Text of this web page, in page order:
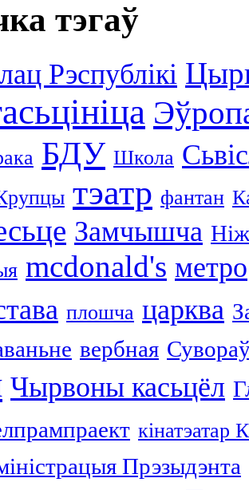
тэгаў
Рэспублікі
БДУ Школа
тэатр фантан
Замчышча
mcdonald's метро
плошча царква
вербная
Чырвоны касьцёл
кінатэатар
Прэзыдэнта